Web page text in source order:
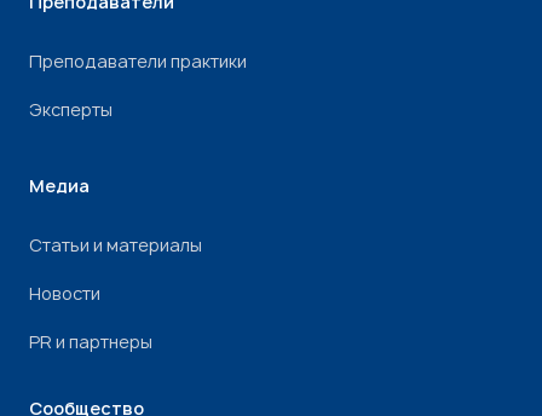
Преподаватели практики
Эксперты
Медиа
Статьи и материалы
Новости
PR и партнеры
Сообщество